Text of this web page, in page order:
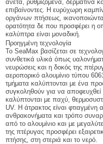
άνετα, ρυθμιζόμενα, δερμάτινα
επιβαίνοντες. Η ευρύχωρη
οργάνων πτήσεως,
ορατότητα δε που προσφέρει η
καλύπτρα είναι μοναδική.
Προηγμένη τεχνολογία
Το SeaMax βασίζεται σε
συνθετικά υλικά όπως
νευρώσεις και η δοκός της
αεροπορικό αλουμίνιο τύπου
τμήματα καλύπτονται με ένα
συγκοληθούν για να
καλύπτονται με παχύ,
UV. Η άτρακτος είναι
ανθρακονήματα και τρόπο
από το αλουμίνιο και με
της πτέρυγας προσφέρει
πτήσης, στη στεριά και το νερό.